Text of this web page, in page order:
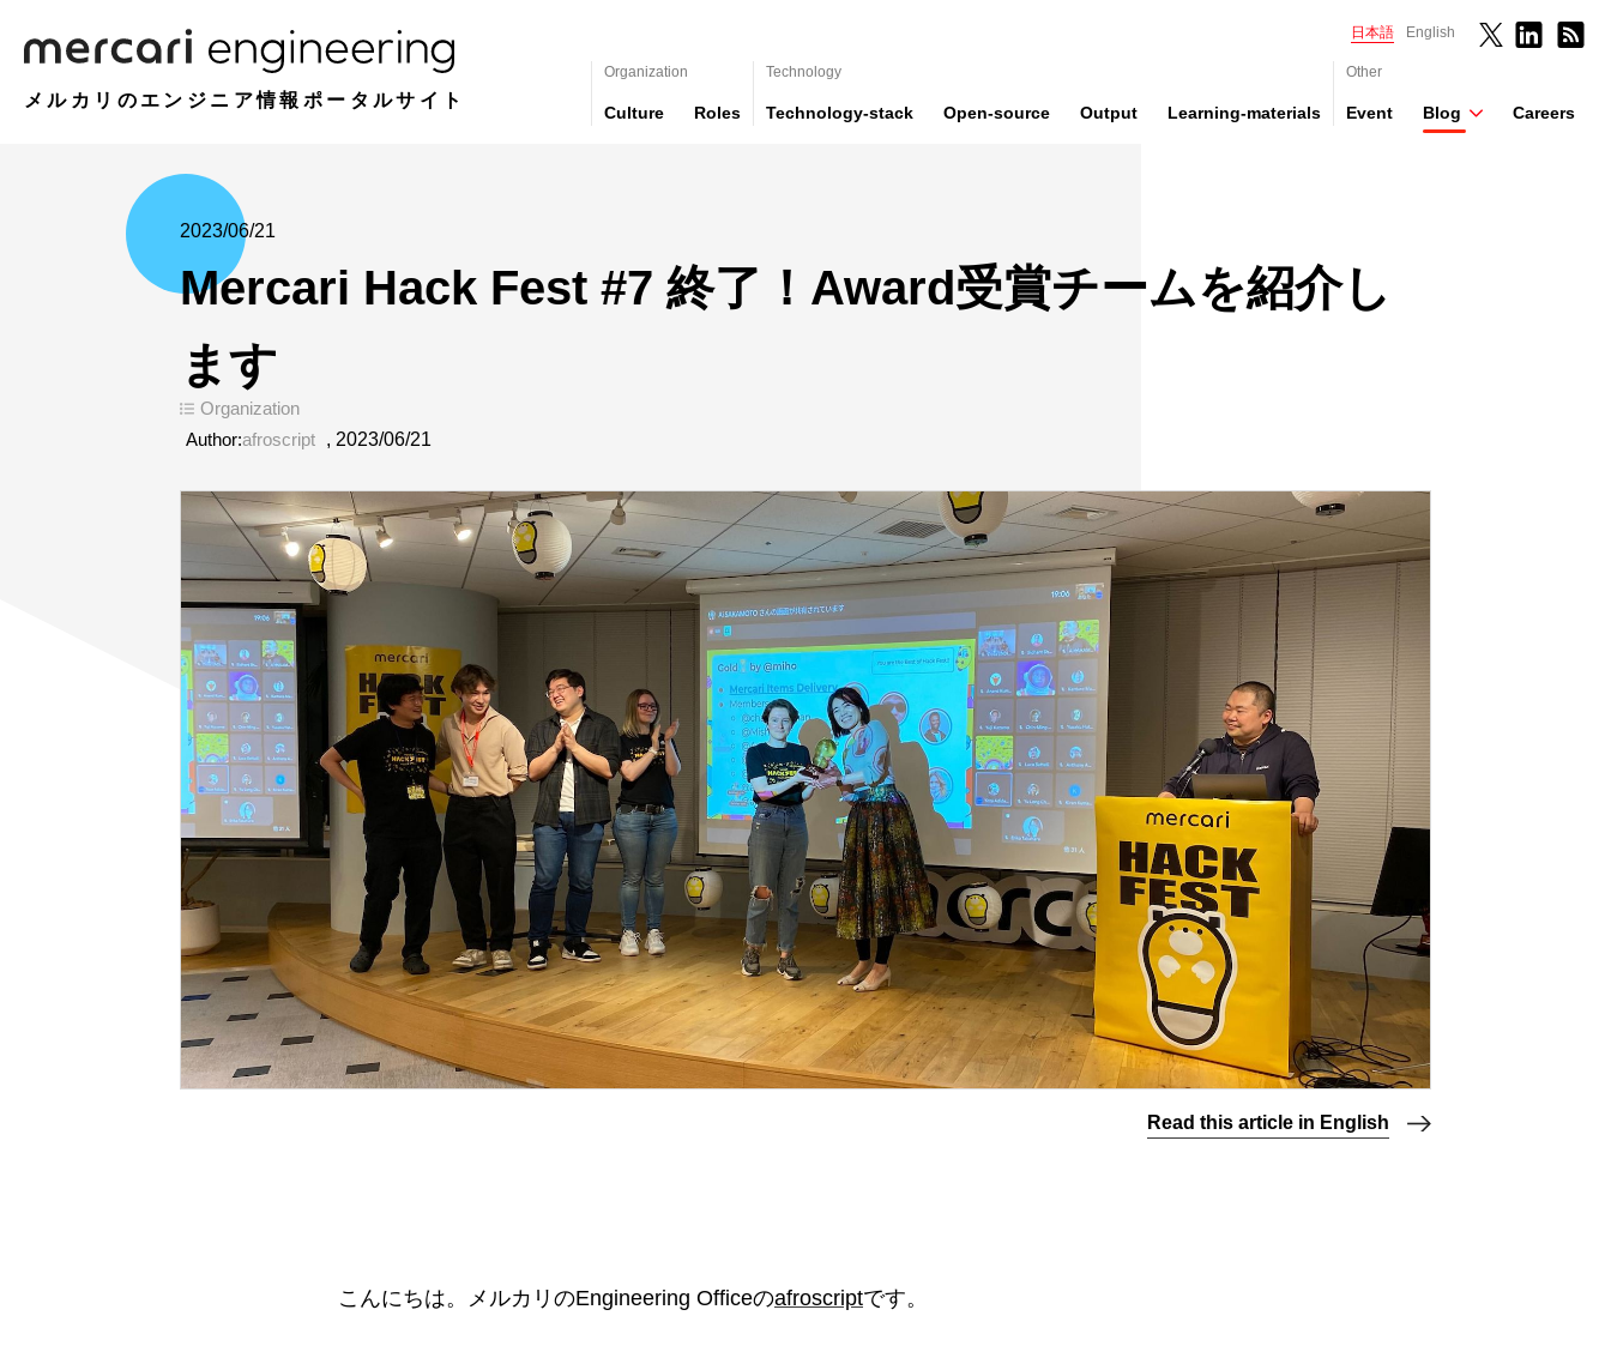
メルカリのエンジニア情報ポータルサイト
日本語 English
Organization
Culture Roles
Technology
Technology-stack Open-source Output Learning-materials
Other
Event Blog Careers
2023/06/21
Mercari Hack Fest #7 終了！Award受賞チームを紹介し
ます
Organization
Author:afroscript , 2023/06/21
Read this article in English
こんにちは。メルカリのEngineering Officeのafroscriptです。